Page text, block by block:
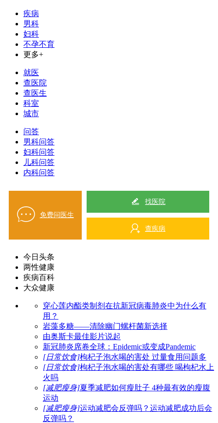
疾病
男科
妇科
不孕不育
更多+
就医
查医院
查医生
科室
城市
问答
男科问答
妇科问答
儿科问答
内科问答
免费问医生
找医院
查疾病
今日头条
两性健康
疾病百科
大众健康
穿心莲内酯类制剂在抗新冠病毒肺炎中为什么有
用？
岩藻多糖——清除幽门螺杆菌新选择
由奥斯卡最佳影片说起
新冠肺炎席卷全球：Epidemic或变成Pandemic
[日常饮食]枸杞子泡水喝的害处 过量食用问题多
[日常饮食]枸杞子泡水喝的害处有哪些 喝枸杞水上
火吗
[减肥瘦身]夏季减肥如何瘦肚子 4种最有效的瘦腹
运动
[减肥瘦身]运动减肥会反弹吗？运动减肥成功后会
反弹吗？